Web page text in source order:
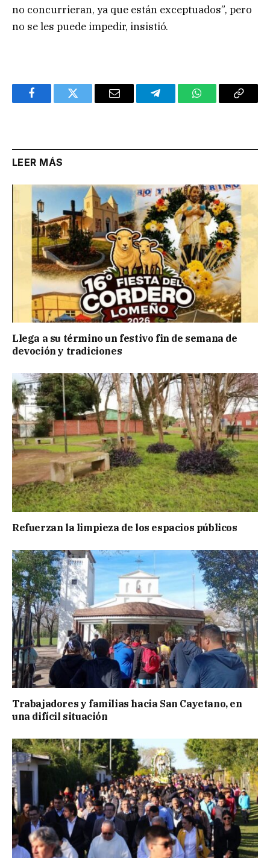
no concurrieran, ya que están exceptuados”, pero
no se les puede impedir, insistió.
FacebookTwitter Email TelegramWhatsAppCopy
LEER MÁS
Llega a su término un festivo fin de semana de
devoción y tradiciones
Refuerzan la limpieza de los espacios públicos
Trabajadores y familias hacia San Cayetano, en
una difícil situación